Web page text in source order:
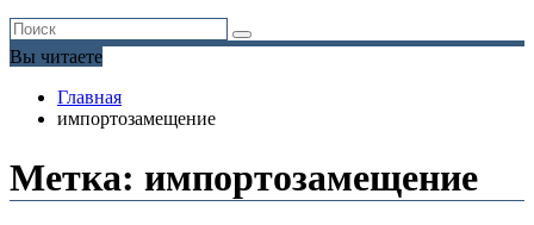
Вы читаете
Главная
импортозамещение
Метка: импортозамещение